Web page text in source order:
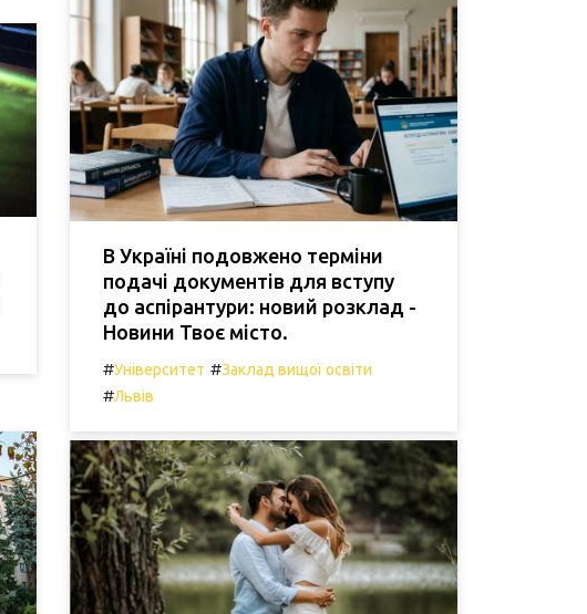
В Україні подовжено терміни
подачі документів для вступу
до аспірантури: новий розклад -
Новини Твоє місто.
#Університет #Заклад вищої освіти
#Львів